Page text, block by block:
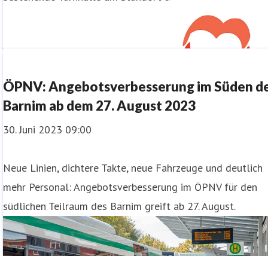
ÖPNV: Angebotsverbesserung im Süden
Barnim ab dem 27. August 2023
30. Juni 2023 09:00
Neue Linien, dichtere Takte, neue Fahrzeuge und deutlich
mehr Personal: Angebotsverbesserung im ÖPNV für den
südlichen Teilraum des Barnim greift ab 27. August.